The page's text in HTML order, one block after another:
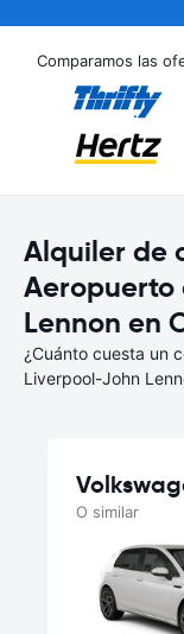
Comparamos las
Alquiler de
Aeropuerto
Lennon en
¿Cuánto cuesta un
Liverpool-John
O similar